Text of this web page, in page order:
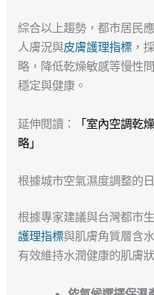
綜合以上趨勢，都市居民
人膚況與皮膚護理指標 ，
略，降低乾燥敏感等慢性
穩定與健康。
延伸閱讀：
「室內空調乾
略」
根據城市空氣濕度調整的
根據專家建議與台灣都市
護理指標與肌膚角質層含
有效維持水潤健康的肌膚狀